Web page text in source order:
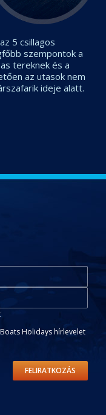
5 csillagos
szempontok a
tereknek és a
az utasok nem
ideje alatt.
Holidays hírlevelet
FELIRATKOZÁS